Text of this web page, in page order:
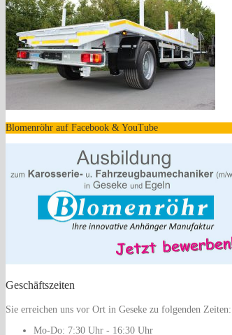
Blomenröhr auf Facebook & YouTube
Geschäftszeiten
Sie erreichen uns vor Ort in Geseke zu folgenden Zeiten:
Mo-Do: 7:30 Uhr - 16:30 Uhr